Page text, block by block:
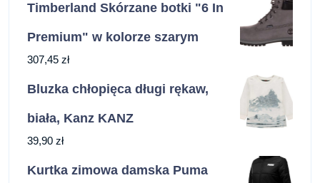
Timberland Skórzane botki "6 In
Premium" w kolorze szarym
307,45 zł
Bluzka chłopięca długi rękaw,
biała, Kanz KANZ
39,90 zł
Kurtka zimowa damska Puma